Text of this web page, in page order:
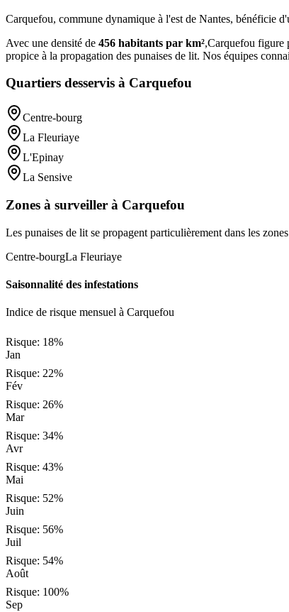
Carquefou, commune dynamique à l'est de Nantes, bénéficie
Avec une densité de 456 habitants par km²,Carquefou figure
propice à la propagation des punaises de lit. Nos équipes
Quartiers desservis à Carquefou
Centre-bourg
La Fleuriaye
L'Epinay
La Sensive
Zones à surveiller à Carquefou
Les punaises de lit se propagent particulièrement dans les
Centre-bourgLa Fleuriaye
Saisonnalité des infestations
Indice de risque mensuel à Carquefou
Risque: 18%
Jan
Risque: 22%
Fév
Risque: 26%
Mar
Risque: 34%
Avr
Risque: 43%
Mai
Risque: 52%
Juin
Risque: 56%
Juil
Risque: 54%
Août
Risque: 100%
Sep